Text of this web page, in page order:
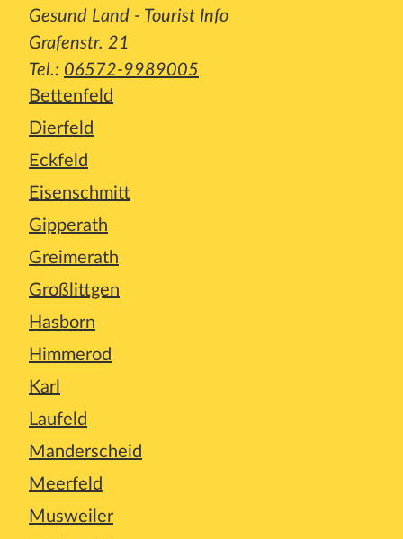
Gesund Land - Tourist Info
Grafenstr. 21
Tel.: 06572-9989005
Bettenfeld
Dierfeld
Eckfeld
Eisenschmitt
Gipperath
Greimerath
Großlittgen
Hasborn
Himmerod
Karl
Laufeld
Manderscheid
Meerfeld
Musweiler